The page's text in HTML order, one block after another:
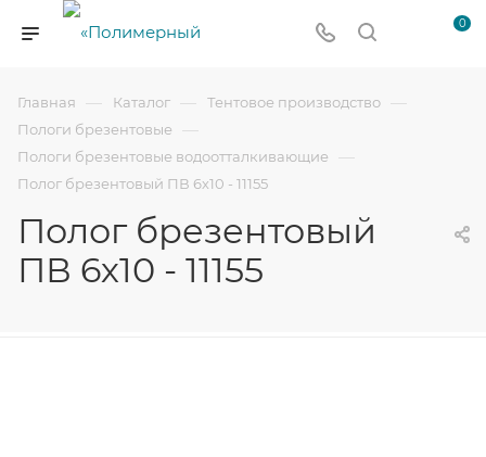
0
Главная — Каталог — Тентовое производство —
Пологи брезентовые —
Пологи брезентовые водоотталкивающие —
Полог брезентовый ПВ 6х10 - 11155
Полог брезентовый
ПВ 6х10 - 11155